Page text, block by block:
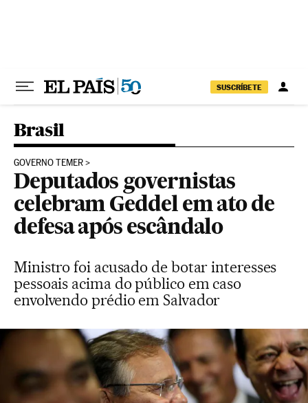
SUSCRÍBETE
Brasil
GOVERNO TEMER
Deputados governistas
celebram Geddel em ato de
defesa após escândalo
Ministro foi acusado de botar interesses
pessoais acima do público em caso
envolvendo prédio em Salvador